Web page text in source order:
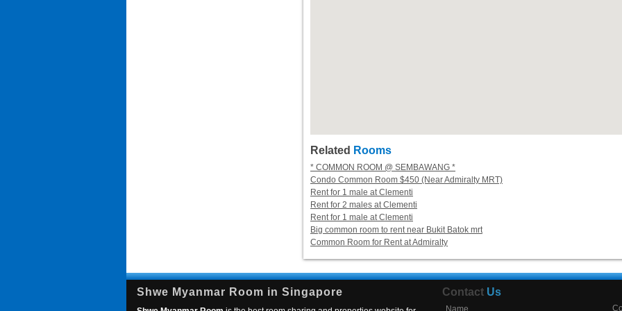
Related Rooms
* COMMON ROOM @ SEMBAWANG *
Condo Common Room $450 (Near Admiralty MRT)
Rent for 1 male at Clementi
Rent for 2 males at Clementi
Rent for 1 male at Clementi
Big common room to rent near Bukit Batok mrt
Common Room for Rent at Admiralty
Shwe Myanmar Room in Singapore Contact Us
Name